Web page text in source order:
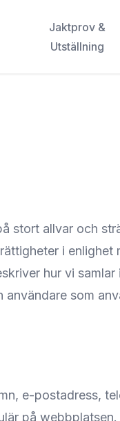
Jaktprov &
Utställning
stort allvar och
i enlighet
hur vi samlar
som
e-postadress,
på webbplatsen.